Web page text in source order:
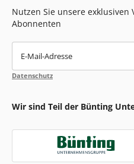
Nutzen Sie unsere
Abonnenten
E-Mail-Adresse
Datenschutz
Wir sind Teil der Bünting